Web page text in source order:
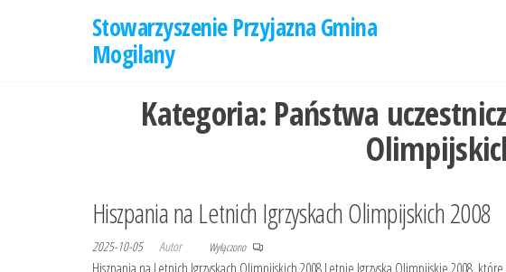
Stowarzyszenie Przyjazna Gmina
Mogilany
Kategoria: Państwa
Hiszpania na Letnich Igrzyskach Olimpijskich 2008
2025-10-05 Autor Wyłączono